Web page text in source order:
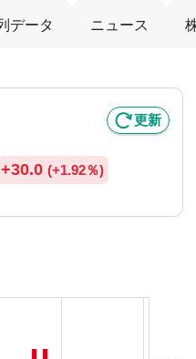
データ ニュース
更新
+30.0 (+1.92％)